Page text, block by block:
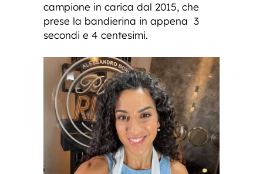
campione in carica dal 2015, che
prese la bandierina in appena 3
secondi e 4 centesimi.